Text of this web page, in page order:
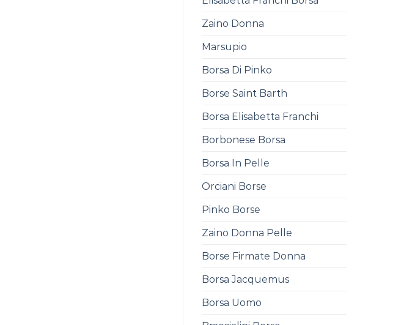
Zaino Donna
Marsupio
Borsa Di Pinko
Borse Saint Barth
Borsa Elisabetta Franchi
Borbonese Borsa
Borsa In Pelle
Orciani Borse
Pinko Borse
Zaino Donna Pelle
Borse Firmate Donna
Borsa Jacquemus
Borsa Uomo